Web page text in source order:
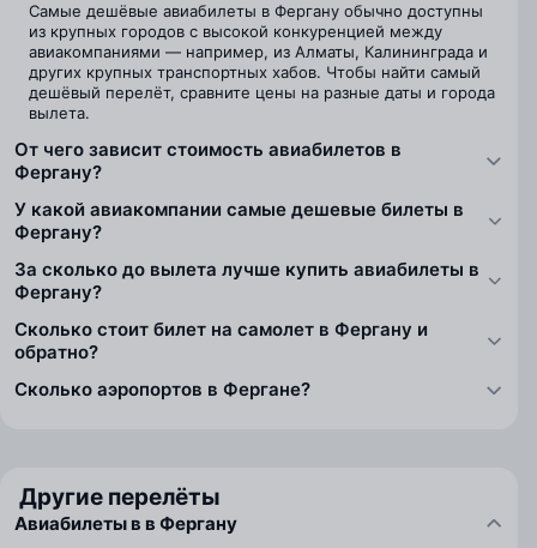
Самые дешёвые авиабилеты в Фергану обычно доступны
из крупных городов с высокой конкуренцией между
авиакомпаниями — например, из Алматы, Калининграда и
других крупных транспортных хабов. Чтобы найти самый
дешёвый перелёт, сравните цены на разные даты и города
вылета.
От чего зависит стоимость авиабилетов в
Фергану?
У какой авиакомпании самые дешевые билеты в
Фергану?
За сколько до вылета лучше купить авиабилеты в
Фергану?
Сколько стоит билет на самолет в Фергану и
обратно?
Сколько аэропортов в Фергане?
Другие перелёты
Авиабилеты в в Фергану